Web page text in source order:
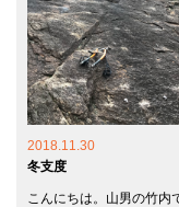
2018.11.30
冬支度
こんにちは。山男の竹内